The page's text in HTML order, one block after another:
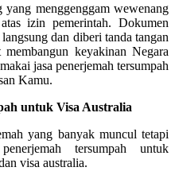
yang menggenggam wewenang
izin pemerintah. Dokumen
dan diberi tanda tangan
keyakinan Negara
jasa penerjemah tersumpah
Kamu.
untuk Visa Australia
yang banyak muncul tetapi
tersumpah untuk
visa australia.